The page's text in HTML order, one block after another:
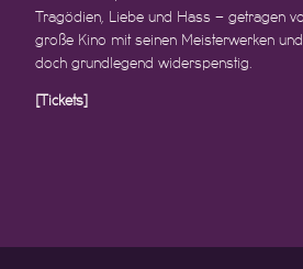
Tragödien, Liebe und Hass – getragen
große Kino mit seinen Meisterwerken
doch grundlegend widerspenstig.
[Tickets]